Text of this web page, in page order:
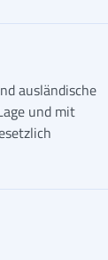
ausländische
und mit